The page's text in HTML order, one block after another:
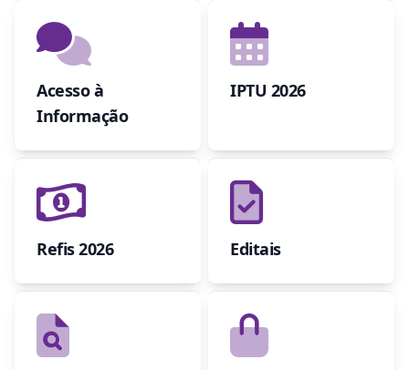
Acesso à
Informação
IPTU 2026
Refis 2026 Editais